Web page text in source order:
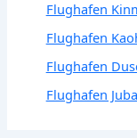
Flughafen
Flughafen
Flughafen
Flughafen